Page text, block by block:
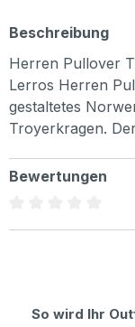
Beschreibung
Herren Pullover
Lerros Herren
gestaltetes
Troyerkragen.
Bewertungen
Produktgalerie
So wird Ihr